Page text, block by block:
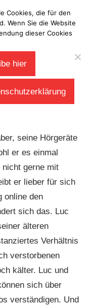
(englisch)
seine Hörgeräte
er es einmal
gerne mit
er lieber für sich
online den
sich das. Luc
älteren
Verhältnis
verstorbenen
kälter. Luc und
sich über
verständigen. Und
Cookies, die für den
Wenn Sie die Website
dieser Cookies
hier